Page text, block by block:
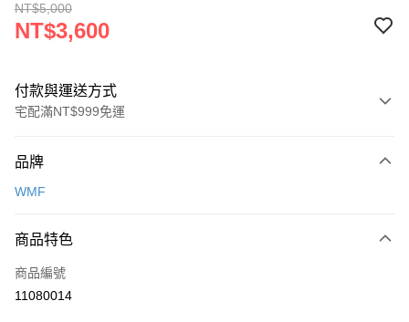
NT$5,000
NT$3,600
付款與運送方式
宅配滿NT$999免運
信用卡一次付款
3 期 0 利率 每期
合作金庫商業銀行
上海商業儲蓄銀行
合作金庫商業銀行
即享券
品牌
WMF
商品特色
商品編號
11080014